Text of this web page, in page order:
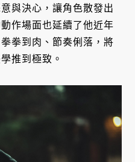
與決心，讓角色散發出
作場面也延續了他近年
拳到肉、節奏俐落，將
推到極致。